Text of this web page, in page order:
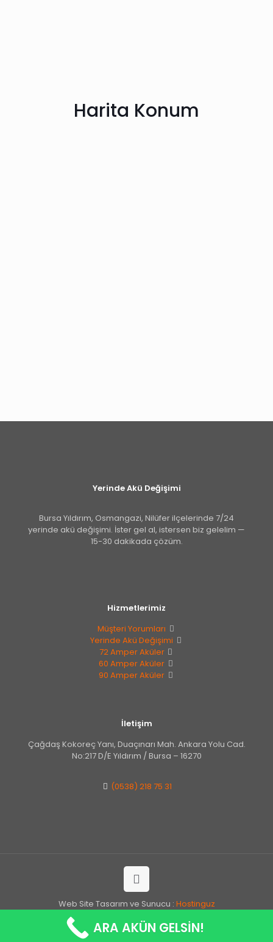
Harita Konum
Yerinde Akü Değişimi
Bursa Yıldırım, Osmangazi, Nilüfer ilçelerinde 7/24
yerinde akü değişimi. İster gel al, istersen biz gelelim —
15-30 dakikada çözüm.
Hizmetlerimiz
Müşteri Yorumları
Yerinde Akü Değişimi
72 Amper Aküler
60 Amper Aküler
90 Amper Aküler
İletişim
Çağdaş Kokoreç Yanı, Duaçınarı Mah. Ankara Yolu Cad.
No:217 D/E Yıldırım / Bursa – 16270
(0538) 218 75 31
Web Site Tasarım ve Sunucu : Hostinguz
ARA AKÜN GELSİN!